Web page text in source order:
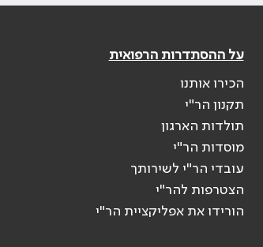
על ההסתדרות הרפואית
הכירו אותנו
תקנון הר"י
תולדות הארגון
מוסדות הר"י
עובדי הר"י לשירותך
הצטרפות להר"י
הורידו את אפליקציית הר"י